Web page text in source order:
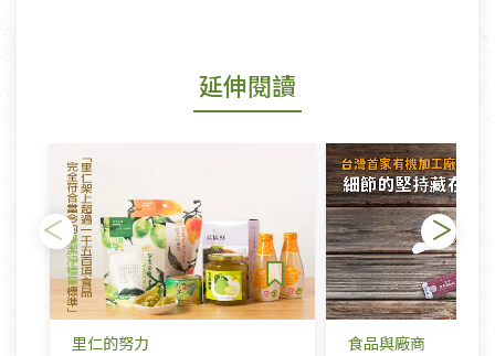
延伸閱讀
里仁的努力 食品與廠商